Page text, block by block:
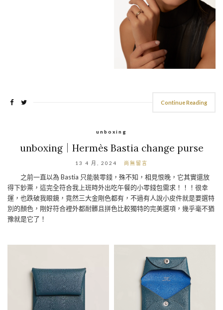
Continue Reading
unboxing
unboxing｜Hermès Bastia change purse
13 4 月, 2024 尚無留言
之前一直以為 Bastia 只能裝零錢，殊不知，相見恨晚，它其實還放
得下鈔票，這完全符合我上班時外出吃午餐的小零錢包需求！！！很幸
運，也跌破我眼鏡，竟然三大金剛色都有，不過有人說小皮件就是要選特
別的顏色，剛好符合裡外都耐髒且拼色比較獨特的完美選項，幾乎毫不猶
豫就是它了！